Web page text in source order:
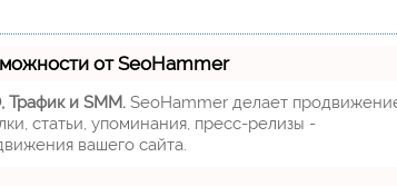
от SeoHammer
Трафик и SMM. SeoHammer делает
статьи, упоминания, пресс-релизы -
вашего сайта.